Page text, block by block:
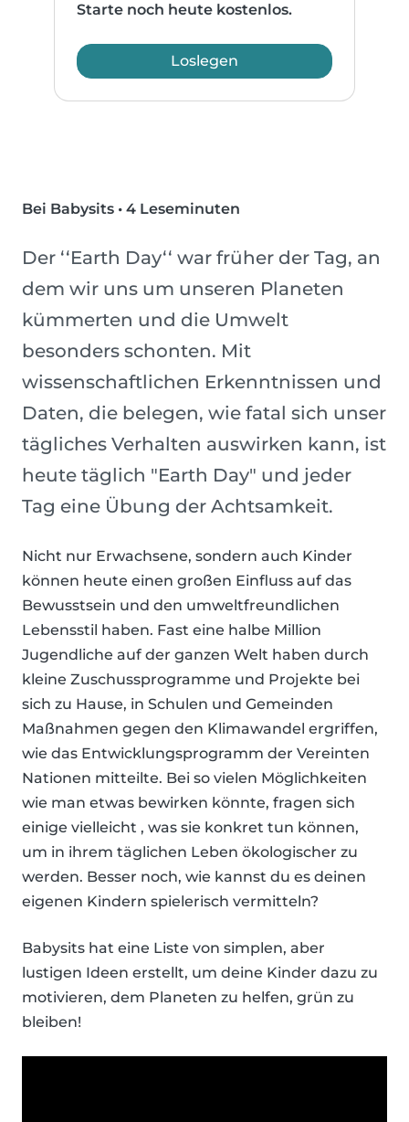
Starte noch heute kostenlos.
Loslegen
Bei Babysits • 4 Leseminuten
Der ‘‘Earth Day‘‘ war früher der Tag, an
dem wir uns um unseren Planeten
kümmerten und die Umwelt
besonders schonten. Mit
wissenschaftlichen Erkenntnissen und
Daten, die belegen, wie fatal sich unser
tägliches Verhalten auswirken kann, ist
heute täglich "Earth Day" und jeder
Tag eine Übung der Achtsamkeit.
Nicht nur Erwachsene, sondern auch Kinder
können heute einen großen Einfluss auf das
Bewusstsein und den umweltfreundlichen
Lebensstil haben. Fast eine halbe Million
Jugendliche auf der ganzen Welt haben durch
kleine Zuschussprogramme und Projekte bei
sich zu Hause, in Schulen und Gemeinden
Maßnahmen gegen den Klimawandel ergriffen,
wie das Entwicklungsprogramm der Vereinten
Nationen mitteilte. Bei so vielen Möglichkeiten
wie man etwas bewirken könnte, fragen sich
einige vielleicht , was sie konkret tun können,
um in ihrem täglichen Leben ökologischer zu
werden. Besser noch, wie kannst du es deinen
eigenen Kindern spielerisch vermitteln?
Babysits hat eine Liste von simplen, aber
lustigen Ideen erstellt, um deine Kinder dazu zu
motivieren, dem Planeten zu helfen, grün zu
bleiben!